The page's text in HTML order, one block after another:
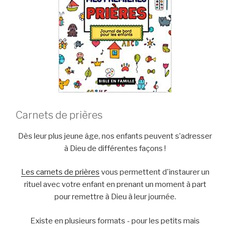
Carnets de prières
Dès leur plus jeune âge, nos enfants peuvent s’adresser
à Dieu de différentes façons !
Les carnets de prières vous permettent d'instaurer un
rituel avec votre enfant en prenant un moment à part
pour remettre à Dieu à leur journée.
Existe en plusieurs formats - pour les petits mais